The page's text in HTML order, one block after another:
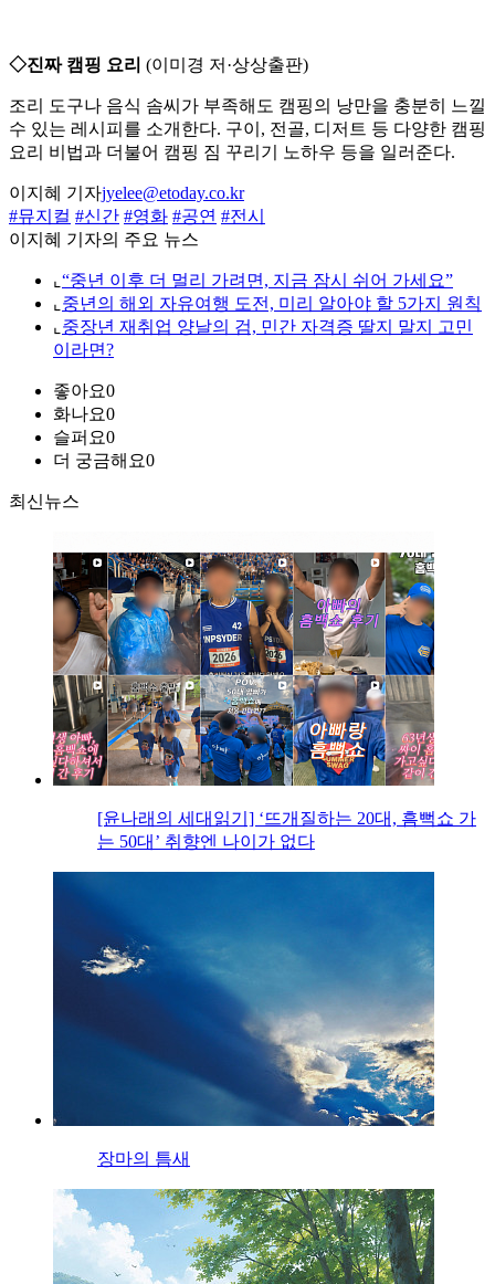
◇진짜 캠핑 요리 (이미경 저·상상출판)
조리 도구나 음식 솜씨가 부족해도 캠핑의 낭만을 충분히 느낄
수 있는 레시피를 소개한다. 구이, 전골, 디저트 등 다양한 캠핑
요리 비법과 더불어 캠핑 짐 꾸리기 노하우 등을 일러준다.
이지혜 기자jyelee@etoday.co.kr
#뮤지컬 #신간 #영화 #공연 #전시
이지혜 기자의 주요 뉴스
⌞ “중년 이후 더 멀리 가려면, 지금 잠시 쉬어 가세요”
⌞ 중년의 해외 자유여행 도전, 미리 알아야 할 5가지 원칙
⌞ 중장년 재취업 양날의 검, 민간 자격증 딸지 말지 고민
이라면?
좋아요0
화나요0
슬퍼요0
더 궁금해요0
최신뉴스
[윤나래의 세대읽기] ‘뜨개질하는 20대, 흠뻑쇼 가
는 50대’ 취향엔 나이가 없다
장마의 틈새